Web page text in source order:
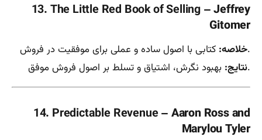
13. The Little Red Book of Selling– Jeffrey
Gitomer
خلاصه:کتابی با اصول ساده و عملی برای موفقیت در فروش.
نتایج:بهبود نگرش، اشتیاق و تسلط بر اصول فروش موفق.
14. Predictable Revenue– Aaron Ross and
Marylou Tyler